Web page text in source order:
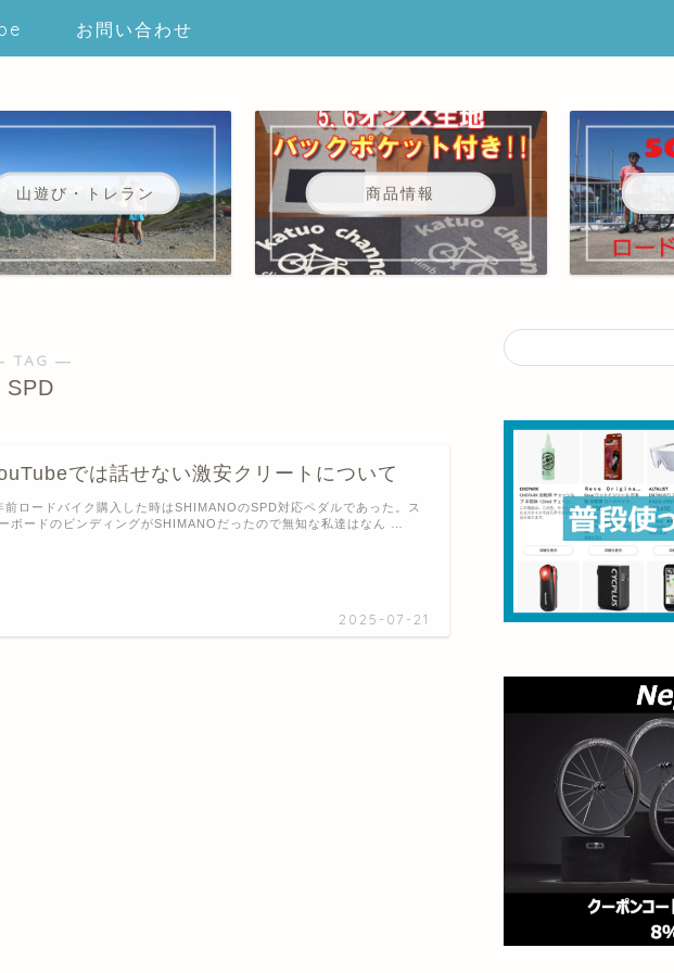
お問い合わせ
山遊び・トレラン 商品情報
TAG ―
SPD
では話せない激安クリートについて
2025-07-21
前ロードバイク購入した時はSHIMANOのSPD対応ペダルであった。ス
ボードのビンディングがSHIMANOだったので無知な私達はなん …